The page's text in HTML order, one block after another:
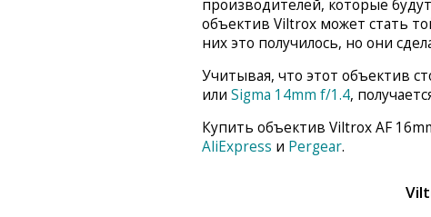
производителей, которые
объектив Viltrox может стать
них это получилось, но они
Учитывая, что этот объектив
или Sigma 14mm f/1.4,
Купить объектив Viltrox AF
AliExpress и Pergear.